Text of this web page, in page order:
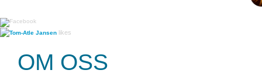
Tom-Atle Jansen likes
OM OSS